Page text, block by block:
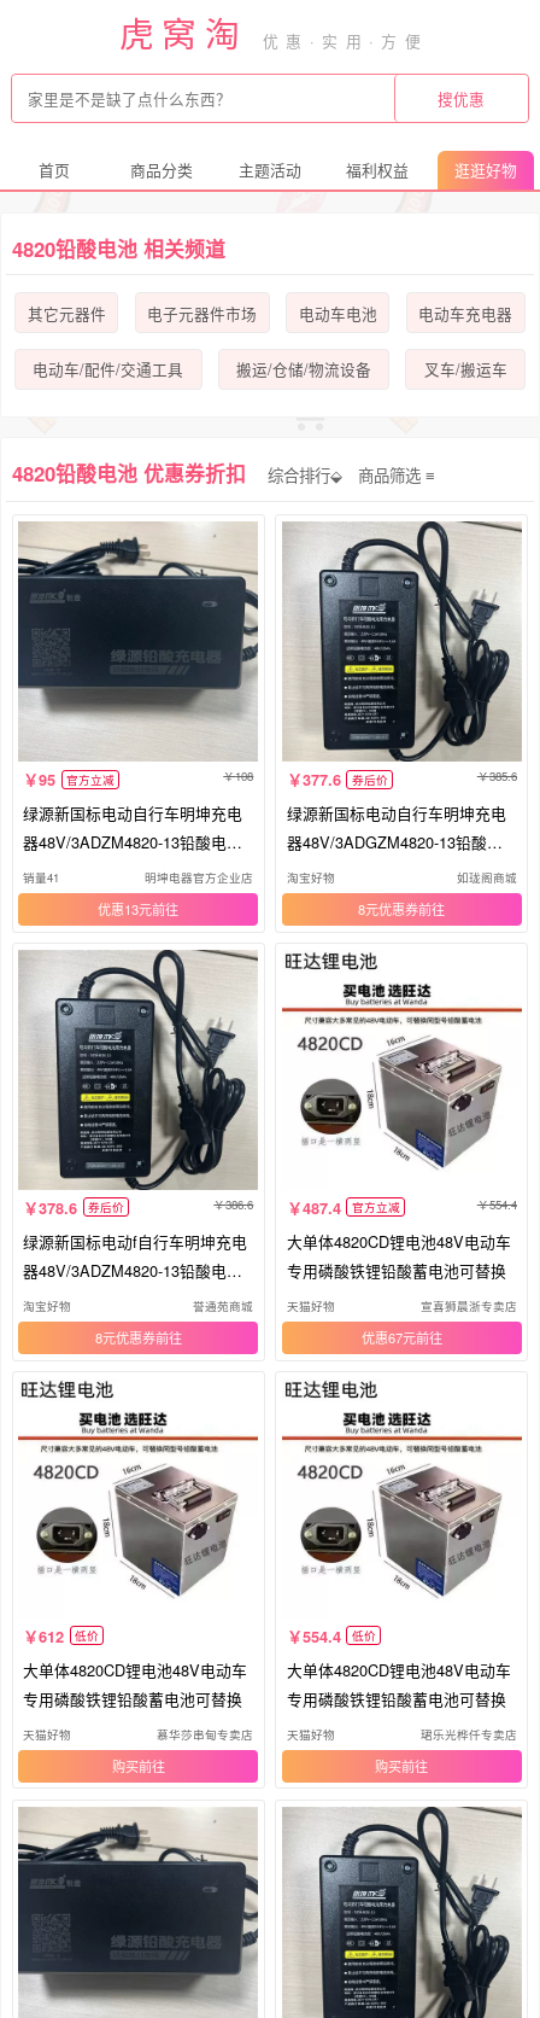
虎窝淘
首页 商品分类 主题活动 福利权益 逛逛好物
4820铅酸电池 相关频道
其它元器件 电子元器件市场 电动车电池 电动车充电器
电动车/配件/交通工具 搬运/仓储/物流设备 叉车/搬运车
4820铅酸电池 优惠券折扣 综合排行⬙ 商品筛选
95 官方立减 108
绿源新国标电动自行车明坤充电
器48V/3ADZM4820-13铅酸电池
充电器
销量41 明坤电器官方企业店
优惠13元
377.6 券后价 385.6
绿源新国标电动自行车明坤充电
器48V/3ADGZM4820-13铅酸电
池充电
淘宝好物 如珑阁商城
8元优惠券
378.6 券后价 386.6
绿源新国标电动f自行车明坤充电
器48V/3ADZM4820-13铅酸电池
充电
淘宝好物 誉通苑商城
8元优惠券
487.4 官方立减 554.4
大单体4820CD锂电池48V电动车
专用磷酸铁锂铅酸蓄电池可替换
天猫好物 宣喜狮晨浙专卖店
优惠67元
612 低价
大单体4820CD锂电池48V电动车
专用磷酸铁锂铅酸蓄电池可替换
天猫好物 慕华莎串甸专卖店
购买
554.4 低价
大单体4820CD锂电池48V电动车
专用磷酸铁锂铅酸蓄电池可替换
天猫好物 珺乐光桦仟专卖店
购买